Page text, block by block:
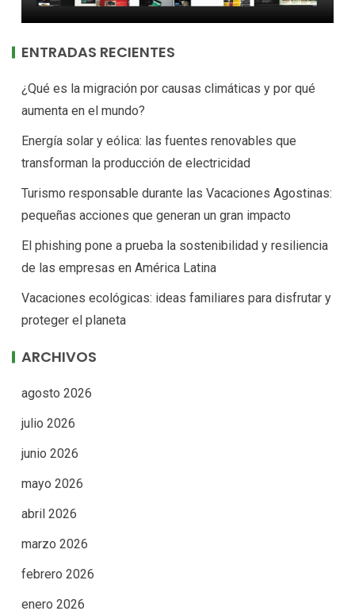
ENTRADAS RECIENTES
¿Qué es la migración por causas climáticas y por qué
aumenta en el mundo?
Energía solar y eólica: las fuentes renovables que
transforman la producción de electricidad
Turismo responsable durante las Vacaciones Agostinas:
pequeñas acciones que generan un gran impacto
El phishing pone a prueba la sostenibilidad y resiliencia
de las empresas en América Latina
Vacaciones ecológicas: ideas familiares para disfrutar y
proteger el planeta
ARCHIVOS
agosto 2026
julio 2026
junio 2026
mayo 2026
abril 2026
marzo 2026
febrero 2026
enero 2026